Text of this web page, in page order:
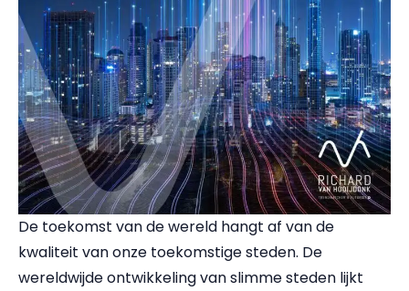
De toekomst van de wereld hangt af van de
kwaliteit van onze toekomstige steden. De
wereldwijde ontwikkeling van slimme steden lijkt